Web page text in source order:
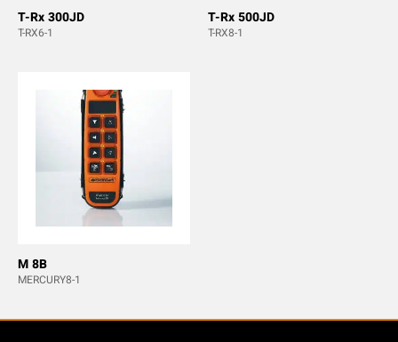
T-Rx 300JD
T-RX6-1
T-Rx 500JD
T-RX8-1
M 8B
MERCURY8-1